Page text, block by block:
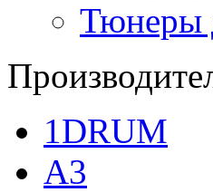
Тюнеры
1DRUM
A3